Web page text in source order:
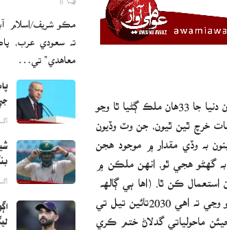
هاڻوڪي هڪ ڪاٿي موجب ملڪ ۾ ساڍا پنج لک بيرل پيٽروليم مصنوعات استعمال ٿين ٿيون ۽ اسان دنيا جا 33هان ملڪ ڳڻيا ٿا وڃو
خرچ ٿين ٿيون، جن وٽ وڏيون
به وڏي مقدار ۾ موجود هجن
به گھڻو هجي ٿو، انهن ملڪن ۾
ڪن ٿا. (اها ٻي ڳالھه
آهي ته انهن ملڪن جي مٿان فرانس جي انوارونمينٽل پروٽيڪشن ايجنسيءَ جو پريشر روز روز وڌندو ٿو وڃي ته اهي 2030تائين تيل تي
ماحولياتي گدلاڻ ختم ڪري
مڪو شريف/اسلام
ته سعودي عرب،
معاهدي“ تي…
اگست
اگست